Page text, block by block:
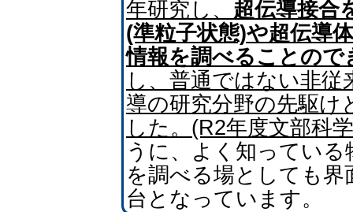
年研究し、 超伝導接合
(準粒子状態)や超伝導
情報を調べることので
し、普通ではない非
導の研究分野の先駆け
した。(R2年度文部科
うに、よく知ってい
を調べる場としても
台となっています。